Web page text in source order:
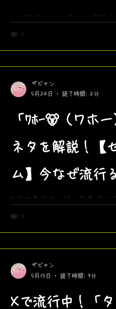
流れを徹底解説
XやTikTok、YouTubeで流行
ームの起源・AI動画ブーム・
徹底解説！
「ﾜﾎｰ🐻（ワホ
ネタを解説！【
ム】今なぜ流行
SEIKINさんのセ
SNSで急増中の謎の言葉「ﾜﾎ
景をザビャンが徹底解説。教
ザビャン
5月24日
読了時間: 2分
Xで流行中！「
ザビャン
5月15日
読了時間: 3分